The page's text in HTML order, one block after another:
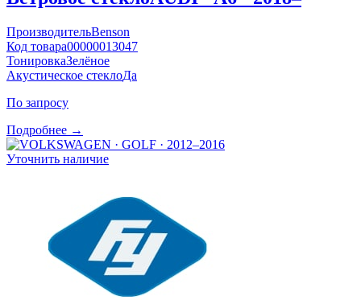
ПроизводительBenson
Код товара00000013047
ТонировкаЗелёное
Акустическое стеклоДа
По запросу
Подробнее →
Уточнить наличие